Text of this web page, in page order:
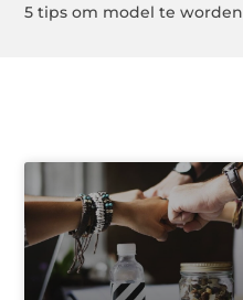
5 tips om model te worden